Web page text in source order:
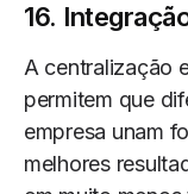
16.
A centralização
permitem que
empresa unam
melhores